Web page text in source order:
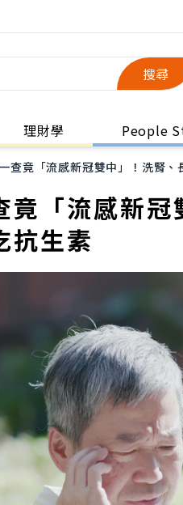
搜尋
理財學 People
查竟「流感新冠雙中」！洗腎
「流感新
抗生素